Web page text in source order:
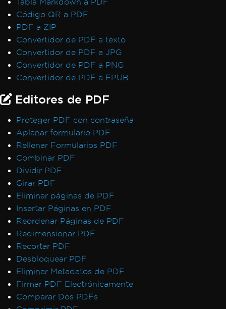
Código QR a PDF
PDF a ZIP
Convertidor de PDF a texto
Convertidor de PDF a JPG
Convertidor de PDF a PNG
Convertidor de PDF a EPUB
Editores de PDF
Proteger PDF con contraseña
Aplanar formulario PDF
Rellenar Formularios PDF
Combinar PDF
Dividir PDF
Girar PDF
Eliminar páginas de PDF
Insertar Páginas en PDF
Reordenar Páginas de PDF
Redimensionar PDF
Recortar PDF
Desbloquear PDF
Eliminar Metadatos de PDF
Firmar PDF Electrónicamente
Comparar Dos PDFs